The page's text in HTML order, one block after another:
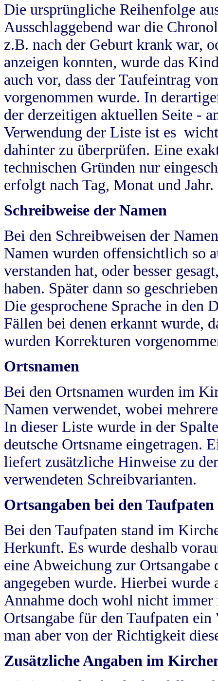
Die ursprüngliche Reihenfolge
Ausschlaggebend war die
z.B. nach der Geburt krank war,
anzeigen konnten, wurde das
auch vor, dass der Taufeintrag
vorgenommen wurde. In
der derzeitigen aktuellen Seite -
Verwendung der Liste ist es
dahinter zu überprüfen. Eine
technischen Gründen nur
erfolgt nach Tag, Monat und Jahr.
Schreibweise der Namen
Bei den Schreibweisen der
Namen wurden offensichtlich so
verstanden hat, oder besser
haben. Später dann so
Die gesprochene Sprache in
Fällen bei denen erkannt wurde,
wurden Korrekturen
Ortsnamen
Bei den Ortsnamen wurden im
Namen verwendet, wobei
In dieser Liste wurde in der
deutsche Ortsname eingetragen.
liefert zusätzliche Hinweise zu
verwendeten Schreibvarianten.
Ortsangaben bei den Taufpaten
Bei den Taufpaten stand im
Herkunft. Es wurde deshalb
eine Abweichung zur
angegeben wurde. Hierbei wurde
Annahme doch wohl nicht
Ortsangabe für den Taufpaten
man aber von der Richtigkeit
Zusätzliche Angaben im